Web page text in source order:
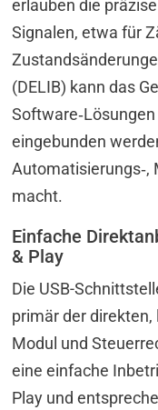
erlauben die
Signalen, etwa für
(DELIB) kann das
eingebunden
Automatisierungs‑,
macht.
Einfache
& Play
Die USB-
primär der
Modul und
eine einfache
Play und